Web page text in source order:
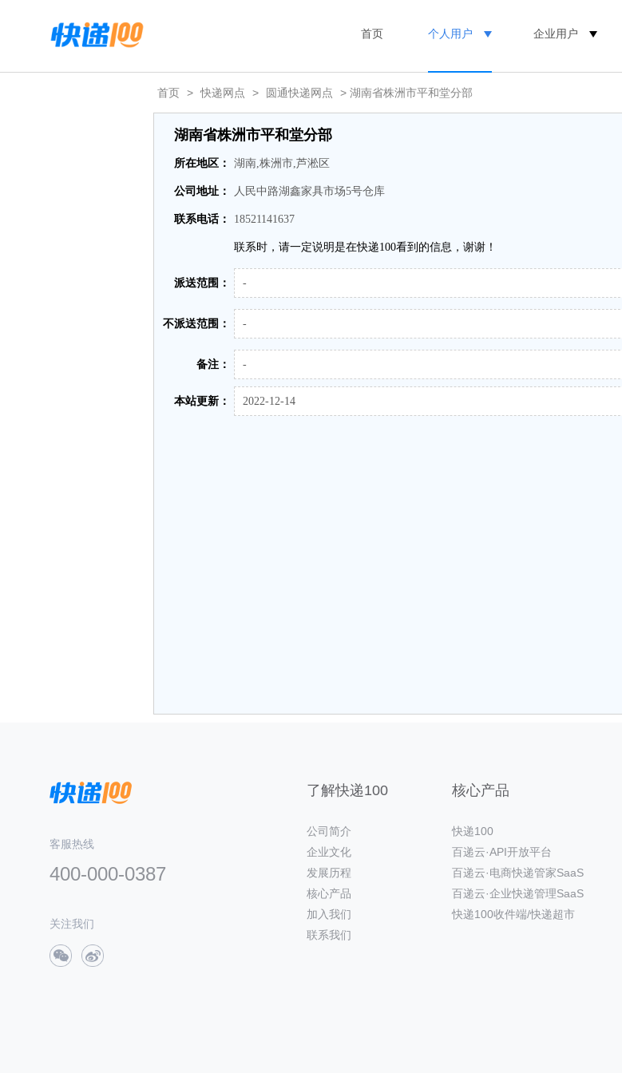
首页 个人用户 企业用户
首页 > 快递网点 > 圆通快递网点 > 湖南省株洲市平和堂分部
湖南省株洲市平和堂分部
所在地区： 湖南,株洲市,芦淞区
公司地址： 人民中路湖鑫家具市场5号仓库
联系电话： 18521141637
联系时，请一定说明是在快递100看到的信息，谢谢！
派送范围： -
不派送范围： -
备注： -
本站更新： 2022-12-14
客服热线
400-000-0387
关注我们
了解快递100
公司简介
企业文化
发展历程
核心产品
加入我们
联系我们
核心产品
快递100
百递云·API开放平台
百递云·电商快递管家SaaS
百递云·企业快递管理SaaS
快递100收件端/快递超市